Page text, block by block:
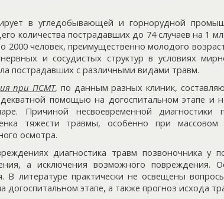
в угледобывающей и горнорудной
количества пострадавших до 74 случаев на 1
человек, преимущественно молодого
и сосудистых структур в условиях
пострадавших с различными видами травм.
при ПСМТ, по данным разных клиник,
помощью на догоспитальном этапе и
Причиной несвоевременной диагностики
тяжести травмы, особенно при массовом
осмотра.
диагностика травм позвоночника у
а исключения возможного повреждения.
В литературе практически не освещены
этапе, а также прогноз исхода